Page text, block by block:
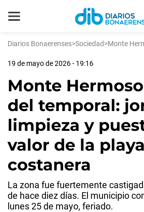
Diarios Bonaerenses>Sociedad>Monte
19 de mayo de 2026 - 19:16
Monte
del temporal:
limpieza y
valor de la
costanera
La zona fue fuertemente
de hace diez días. El municipio
lunes 25 de mayo, feriado.